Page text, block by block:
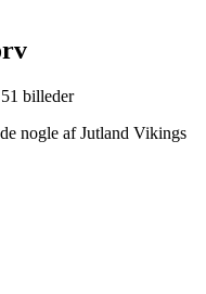
51 billeder
nogle af Jutland Vikings